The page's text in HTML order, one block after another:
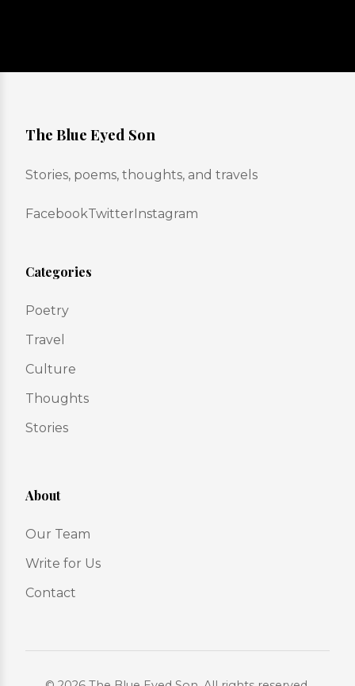
The Blue Eyed Son
Stories, poems, thoughts, and travels
FacebookTwitterInstagram
Categories
Poetry
Travel
Culture
Thoughts
Stories
About
Our Team
Write for Us
Contact